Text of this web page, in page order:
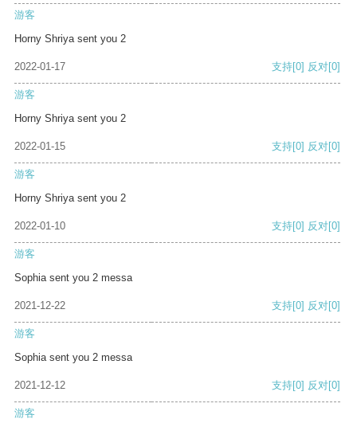
游客
Horny Shriya sent you 2
2022-01-17 支持[0] 反对[0]
游客
Horny Shriya sent you 2
2022-01-15 支持[0] 反对[0]
游客
Horny Shriya sent you 2
2022-01-10 支持[0] 反对[0]
游客
Sophia sent you 2 messa
2021-12-22 支持[0] 反对[0]
游客
Sophia sent you 2 messa
2021-12-12 支持[0] 反对[0]
游客